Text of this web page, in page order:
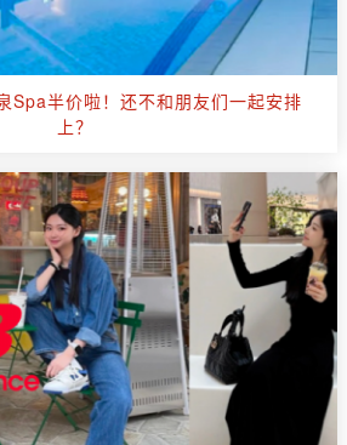
Spa半价啦！还不和朋友们一起安排
上？